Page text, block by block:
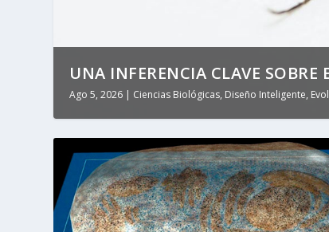
UNA INFERENCIA CLAVE
Ago 5, 2026 | Ciencias Biológicas, Diseño Inteligente,